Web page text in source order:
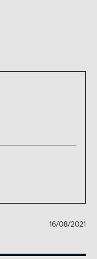
16/08/2021